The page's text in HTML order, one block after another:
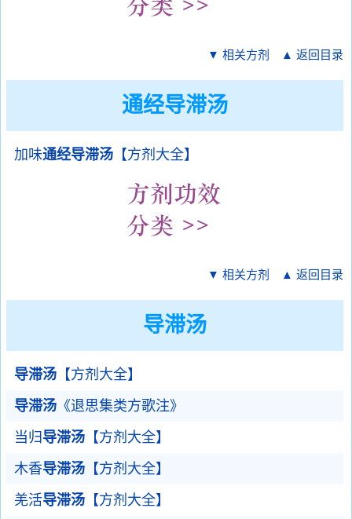
▼ 相关方剂 ▲ 返回目录
通经导滞汤
加味通经导滞汤 【方剂大全】
▼ 相关方剂 ▲ 返回目录
导滞汤
导滞汤 【方剂大全】
导滞汤 《退思集类方歌注》
当归 导滞汤 【方剂大全】
木香导滞汤 【方剂大全】
羌活导滞汤 【方剂大全】